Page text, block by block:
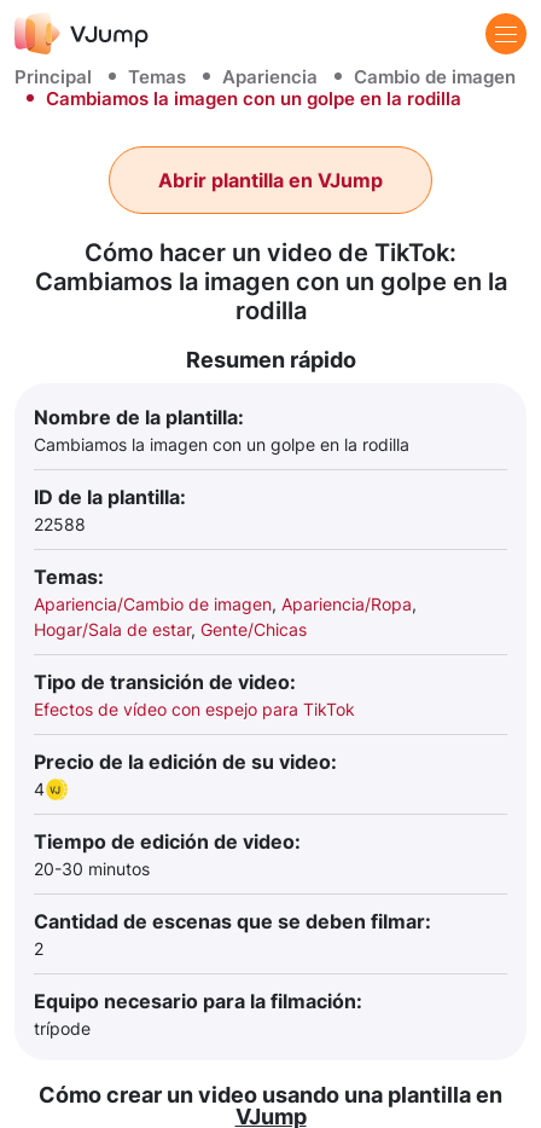
Principal Temas Apariencia
Cambio de imagen
Cambiamos la imagen con un golpe en la rodilla
Cómo hacer un video de TikTok:
Cambiamos la imagen con un golpe en la
rodilla
Abrir plantilla en VJump
Resumen rápido
Nombre de la plantilla:
Cambiamos la imagen con un golpe en la rodilla
ID de la plantilla:
22588
Temas:
Apariencia/Cambio de imagen, Apariencia/Ropa,
Hogar/Sala de estar, Gente/Chicas
Tipo de transición de video:
Efectos de vídeo con espejo para TikTok
Precio de la edición de su video:
4
Tiempo de edición de video:
20-30 minutos
Cantidad de escenas que se deben filmar:
2
Equipo necesario para la filmación:
trípode
Cómo crear un video usando una plantilla en
VJump